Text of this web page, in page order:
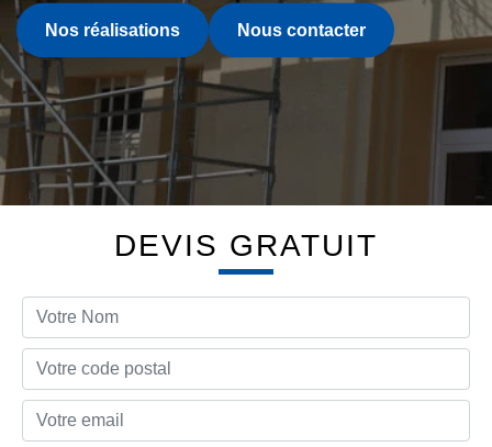
Nos réalisations Nous contacter
DEVIS GRATUIT